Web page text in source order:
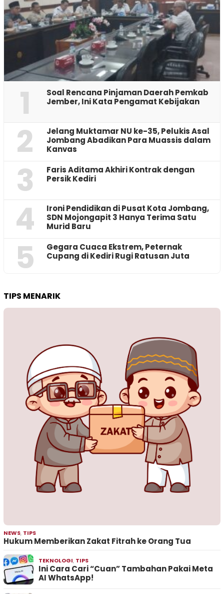
1
‎Soal Rencana Pinjaman Daerah Pemkab
Jember, Ini Kata Pengamat Kebijakan ‎
2
Jelang Muktamar NU ke-35, Pelukis Asal
Jombang Abadikan Para Muassis dalam
Kanvas
3
Faris Aditama Akhiri Kontrak dengan
Persik Kediri
4
Ironi Pendidikan di Pusat Kota Jombang,
SDN Mojongapit 3 Hanya Terima Satu
Murid Baru
5
‎Gegara Cuaca Ekstrem, Peternak
Cupang di Kediri Rugi Ratusan Juta
TIPS MENARIK
NEWS, TIPS
Hukum Memberikan Zakat Fitrah ke Orang Tua
TEKNOLOGI, TIPS
Ini Cara Cari “Cuan” Tambahan Pakai Meta
AI WhatsApp!